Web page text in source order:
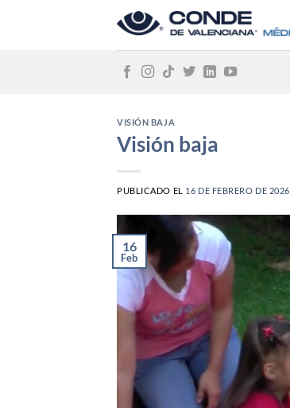
VISIÓN BAJA
Visión baja
PUBLICADO EL 16 DE FEBRERO DE 2026
16
Feb